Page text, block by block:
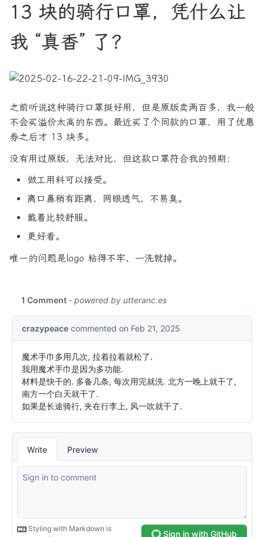
13 块的骑行口罩，凭什么让
我 “真香” 了？
之前听说这种骑行口罩挺好用，但是原版卖两百多，我一般
不会买溢价太高的东西。最近买了个同款的口罩，用了优惠
券之后才 13 块多。
没有用过原版，无法对比，但这款口罩符合我的预期：
做工用料可以接受。
离口鼻稍有距离，网眼透气，不易臭。
戴着比较舒服。
更好看。
唯一的问题是logo 粘得不牢、一洗就掉。